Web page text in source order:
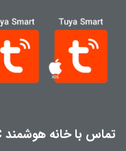
تماس با خانه هوشمند KNC